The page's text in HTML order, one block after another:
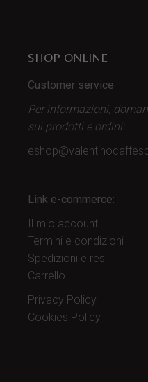
SHOP ONLINE
Customer service
Per informazioni,
sui prodotti e ordini:
Link e-commerce:
Il mio account
Termini e condizioni
Spedizioni e resi
Carrello
Privacy Policy
Cookies Policy